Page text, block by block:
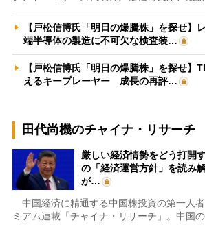
【戸松信博氏「明日の爆騰株」を探せ】
端半導体の製造に不可欠な検査装…
【戸松信博氏「明日の爆騰株」を探せ】
えるキープレーヤー 成長の再評…
田代尚機のチャイナ・リサーチ
厳しい経済情勢をどう打開
の「経済運営方針」を読み
が…
中国経済に精通する中国株投資の第一人
ミアム連載「チャイナ・リサーチ」。中国